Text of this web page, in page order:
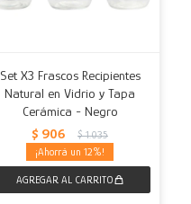
Set X3 Frascos Recipientes
Natural en Vidrio y Tapa
Cerámica - Negro
$ 906 $ 1.035
12